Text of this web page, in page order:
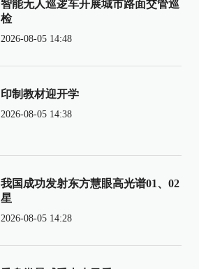
智能无人巡逻车开展城市路面交管巡
检
2026-08-05 14:48
印制教材迎开学
2026-08-05 14:38
我国成功发射东方慧眼高光谱01、02
星
2026-08-05 14:28